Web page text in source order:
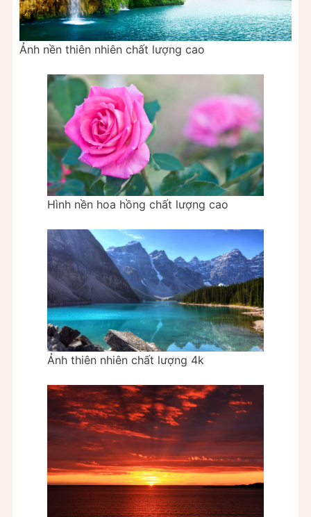
Ảnh nền thiên nhiên chất lượng cao
Hình nền hoa hồng chất lượng cao
Ảnh thiên nhiên chất lượng 4k